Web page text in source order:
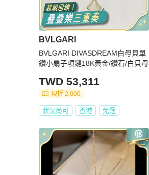
BVLGARI
BVLGARI DIVASDREAM白母貝單
鑽小扇子項鏈18K黃金/鑽石/白貝母
TWD 53,311
現折 2,000
狀況尚可 香港 免運